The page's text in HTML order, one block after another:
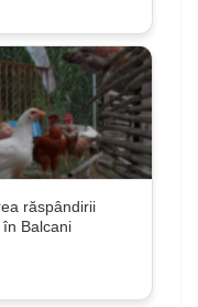
răspândirii
Balcani